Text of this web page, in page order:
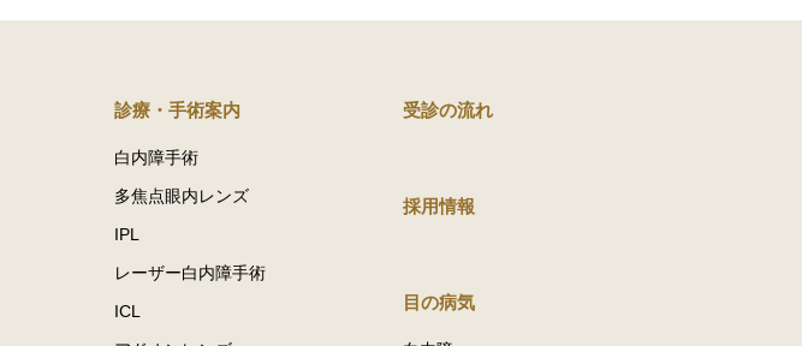
診療・手術案内
白内障手術
多焦点眼内レンズ
IPL
レーザー白内障手術
ICL
受診の流れ
採用情報
目の病気